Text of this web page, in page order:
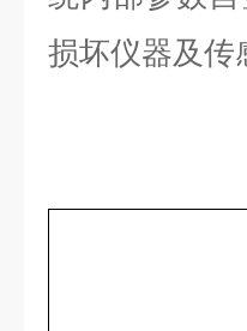
损坏仪器及传